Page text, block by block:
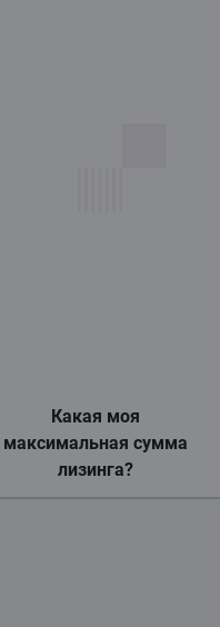
Какая моя
максимальная сумма
лизинга?